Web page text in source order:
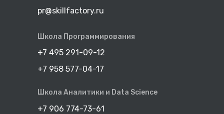
pr@skillfactory.ru
Школа Программирования
+7 495 291-09-12
+7 958 577-04-17
Школа Аналитики и Data Science
+7 906 774-73-61